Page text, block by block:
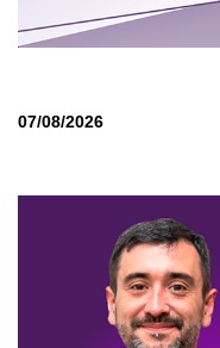
07/08/2026